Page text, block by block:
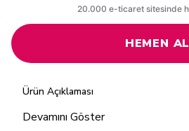
HEMEN AL
Ürün Açıklaması
Devamını Göster